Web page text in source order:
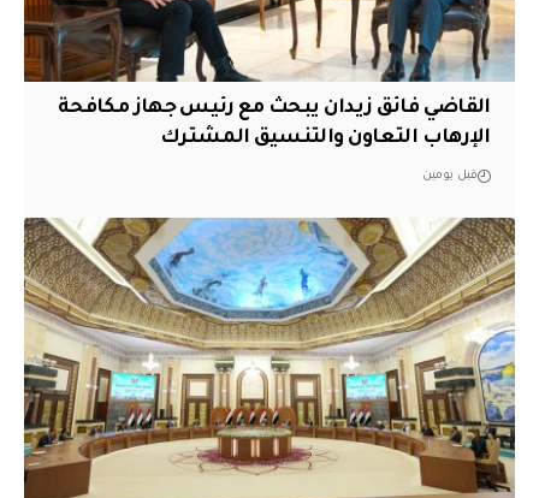
القاضي فائق زيدان يبحث مع رئيس جهاز مكافحة
الإرهاب التعاون والتنسيق المشترك
قبل يومين